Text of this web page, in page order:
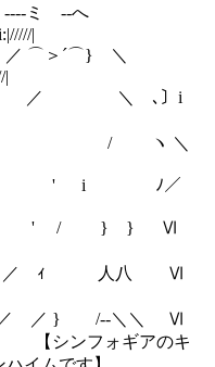
----ミ --へ
|
⌒＞´⌒} ＼
|
／ ／ ＼ ､〕i
ィ ' / ヽ ＼
/ / / ' i ﾉ／
/ ' / } } Ⅵ
／ ｨ 人八 Ⅵ
／ } /-‐＼＼ Ⅵ
シンフォギアのキ